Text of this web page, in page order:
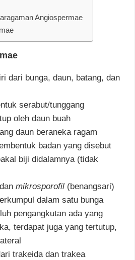
Angiospermae
dari bunga, daun, batang, dan
serabut/tunggang
oleh daun buah
daun beraneka ragam
badan yang disebut
biji didalamnya (tidak
dan mikrosporofil (benangsari)
dalam satu bunga
pengangkutan ada yang
terdapat juga yang tertutup,
trakeida dan trakea